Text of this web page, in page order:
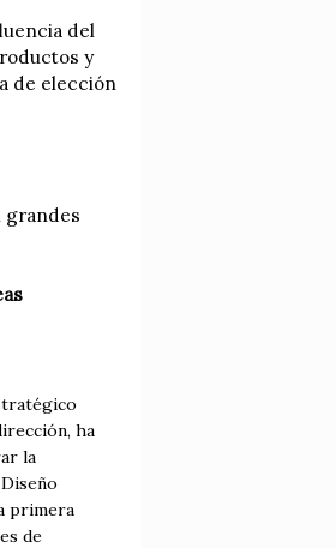
del
y
de elección
grandes
ha
la
primera
de